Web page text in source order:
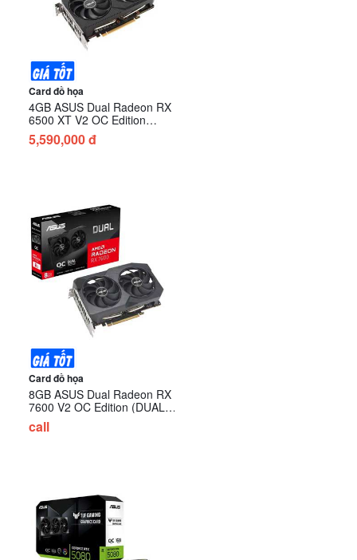
Card đồ họa
4GB ASUS Dual Radeon RX
6500 XT V2 OC Edition
(DUAL-RX6500XT-O4G-V2)
5,590,000 đ
Card đồ họa
8GB ASUS Dual Radeon RX
7600 V2 OC Edition (DUAL-
RX7600-O8G-V2)
call